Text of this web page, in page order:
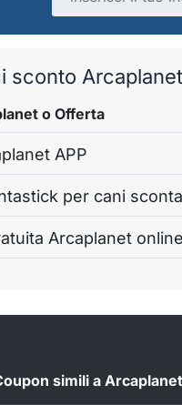
sconto
o Offerta
APP
per cani
Arcaplanet online
simili a Arcaplanet